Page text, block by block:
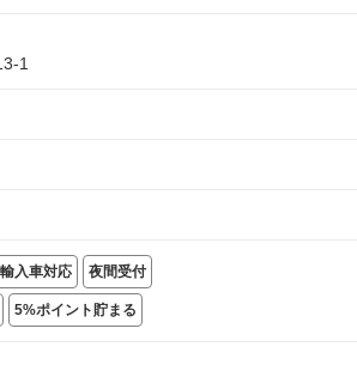
1
輸入車対応 夜間受付
5%ポイント貯まる